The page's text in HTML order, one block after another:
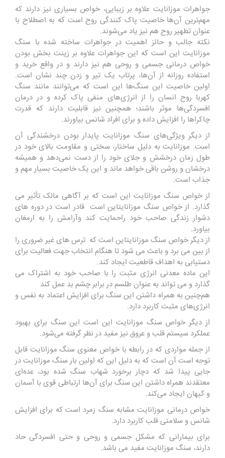
جواهرات موزانایت علاوه بر زیبایی، خواص بسیاری نیز دارند که
مهم‌ترین آن‌ها خاصیت پاک کنندگی روح است که به اصطلاح با
عنوان تطهیر روح هم نیز یاد می‌شوند.
نکته جالب و حائز اهمیت در جواهرات ساخته شده با سنگ
موزانایت این است که این جواهرات علاوه بر زینت بخش بودن
خواص درمانی جسمی و روحی هم نیز دارند و در واقع خرید و
استفاده روزانه از آن‌ها، پرتاب یک تیر و زدن چند نشان است.
اولین خاصیت این سنگ‌ها این است که می‌توانند مانند سنگ
کهربا روح انسان را از انرژی‌های منفی پاک کرده و در درمان
افسردگی‌ها موثر باشند؛ همچنین نیز قابلیت دارند که قدرت
چاکرا‌ها را افزایش داده و برای افراد شانس بیاورند.
از دیگر ویژگی‌های سنگ موزانایت پایدار بودن درخشندگی آن
است. موزانایت به دلیل ساختار، سختی و مقاومت بالای خود در
طول زمان درخشش و جلای خود را از دست نمی‌دهد و همیشه
درخشان و روشن باقی خواهد ماند و این یک خاصیت بسیار مهم و
جذاب است.
از خواص سنگ موزانایت این است که بر آگاهی مالک تأثیر می
گذارد. از خواص سنگ موزانایتاین است قادر است در دوره های
دشوار زندگی صاحب خود راحمایت کند وآرامش را به ارمغان
بیاورد.
از دیگر خواص سنگ موزانایتاین است که ترس های غیر ضروری را
از بین می برد و باعث می شود تا هنگام انتخاب جهت فعالیت برای
دستیابی به اهداف قاطعیت ایجاد کند.
این ماده معدنی انرژی مثبت را با صاحب خود به اشتراک می
گذارد و می تواند به عنوان طلسم در برابر چشم بد عمل کند
هم‌چنین به همراه داشتن این سنگ برای افزایش اعتماد به نفس و
انرژی‌های مثبت کاربرد دارد.
از دیگر خواص سنگ موزانایت این است این سنگ برای بهبود
عملکرد سیستم قلب و عروق نیز مفید در نظر گرفته می‌شود.
از جمله مواردی که در رابطه با خواص معنوی سنگ موزانایت قابل
توجه است آن است که به دلیل این که اولین بار سنگ موزانایت در
جایی پیدا شد که دچار برخورد شهاب سنگ شده بود، عده‌ای
معتقدند همراه داشتن این سنگ برای آن‌ها ارتباطی قوی با آسمان
و کیهان ایجاد می‌کند.
خواص درمانی موزانایت مشابه سنگ زمرد است که برای افزایش
شانس و سلامتی قلب کاربرد دارد.
برای بیمارانی که مشکل جسمی و روحی و حتی افسردگی حاد
دارند، سنگ موزانایت مفید می باشد.